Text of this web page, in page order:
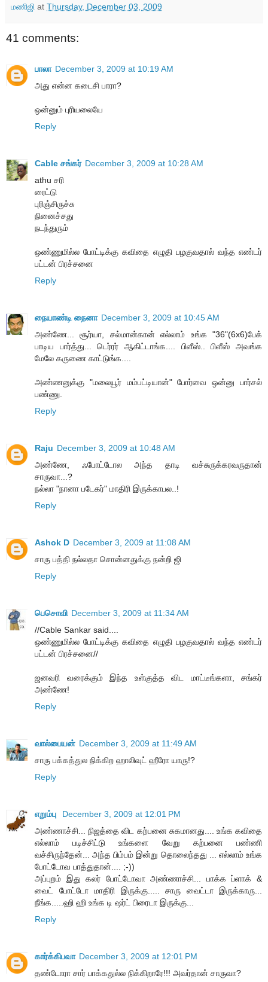
மணிஜி at Thursday, December 03, 2009
41 comments:
பாலா December 3, 2009 at 10:19 AM
அது என்ன கடைசி பாரா?
ஒன்னும் புரியலையே
Reply
Cable சங்கர் December 3, 2009 at 10:28 AM
athu சரி
ரைட்டு
புரிஞ்சிருச்சு
நினைச்சது
நடந்துரும்
ஒண்ணுமில்ல போட்டிக்கு கவிதை எழுதி பழகுவதால் வந்த எண்டர்
பட்டன் பிரச்சனை
Reply
நையாண்டி நைனா December 3, 2009 at 10:45 AM
அண்ணே... சூர்யா, சல்மான்கான் எல்லாம் உங்க "36"(6x6)பேக்
பாடிய பார்த்து... டெர்ரர் ஆகிட்டாங்க.... பிளீஸ்.. பிளீஸ் அவங்க
மேலே கருணை காட்டுங்க....
அண்ணனுக்கு "மலையூர் மம்பட்டியான்" போர்வை ஒன்னு பார்சல்
பண்ணு.
Reply
Raju December 3, 2009 at 10:48 AM
அண்ணே, ஃபோட்டோல அந்த தாடி வச்சுருக்கரவருதான்
சாருவா...?
நல்லா "நானா படேகர்" மாதிரி இருக்காபல..!
Reply
Ashok D December 3, 2009 at 11:08 AM
சாரு பத்தி நல்லதா சொன்னதுக்கு நன்றி ஜி
Reply
பெசொவி December 3, 2009 at 11:34 AM
//Cable Sankar said....
ஒண்ணுமில்ல போட்டிக்கு கவிதை எழுதி பழகுவதால் வந்த எண்டர்
பட்டன் பிரச்சனை//
ஜனவரி வரைக்கும் இந்த உள்குத்த விட மாட்டீங்களா, சங்கர்
அண்ணே!
Reply
வால்பையன் December 3, 2009 at 11:49 AM
சாரு பக்கத்துல நிக்கிற ஹாலிவுட் ஹீரோ யாரு!?
Reply
எறும்பு
December 3, 2009 at 12:01 PM
அண்ணாச்சி... நிஜத்தை விட கற்பனை சுகமானது.... உங்க கவிதை
எல்லாம் படிச்சிட்டு உங்களை வேறு கற்பனை பண்ணி
வச்சிருந்தேன்... அந்த பிம்பம் இன்று தொலைந்தது ... எல்லாம் உங்க
போட்டோவ பாத்துதான்.... ;-))
அப்புறம் இது கலர் போட்டோவா அண்ணாச்சி... பாக்க ப்ளாக் &
வைட் போட்டோ மாதிரி இருக்கு..... சாரு வைட்டா இருக்காரு...
நீங்க.....ஹி ஹி உங்க டி ஷர்ட் பிரைடா இருக்கு...
Reply
கார்க்கிபவா December 3, 2009 at 12:01 PM
தண்டோரா சார் பாக்கதுல்ல நிக்கிறாரே!!! அவர்தான் சாருவா?